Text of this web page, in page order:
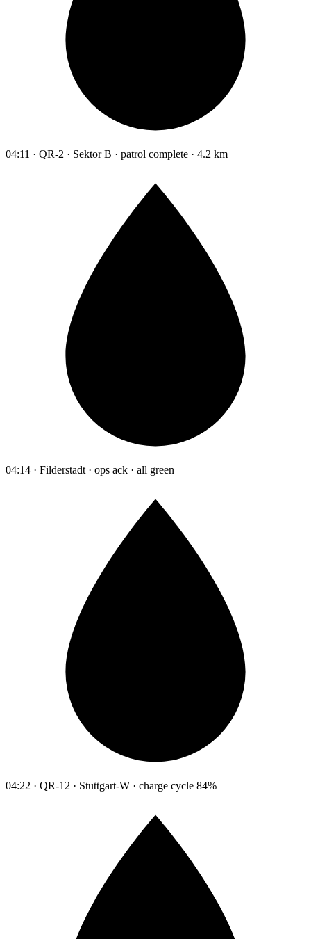
04:11 · QR-2 · Sektor B · patrol complete · 4.2 km
04:14 · Filderstadt · ops ack · all green
04:22 · QR-12 · Stuttgart-W · charge cycle 84%